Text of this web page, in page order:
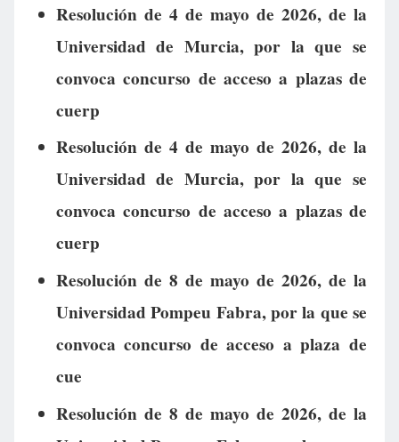
Resolución de 4 de mayo de 2026, de la
Universidad de Murcia, por la que se
convoca concurso de acceso a plazas de
cuerp
Resolución de 4 de mayo de 2026, de la
Universidad de Murcia, por la que se
convoca concurso de acceso a plazas de
cuerp
Resolución de 8 de mayo de 2026, de la
Universidad Pompeu Fabra, por la que se
convoca concurso de acceso a plaza de
cue
Resolución de 8 de mayo de 2026, de la